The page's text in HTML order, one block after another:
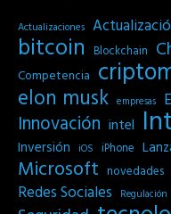
Actualizaciones
bitcoin Blockchain
Competencia
elon musk empresas
Innovación intel
Inversión iOS iPhone
Microsoft novedades
Redes Sociales
Regulación